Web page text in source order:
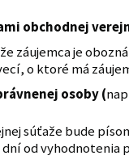
obchodnej
záujemca je
o ktoré má
osoby (
súťaže bude
od vyhodnotenia